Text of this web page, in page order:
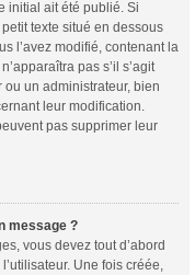
initial ait été publié. Si
texte situé en dessous
l’avez modifié, contenant la
pas s’il s’agit
ou un administrateur, bien
leur modification.
pas supprimer leur
message ?
vous devez tout d’abord
Une fois créée,